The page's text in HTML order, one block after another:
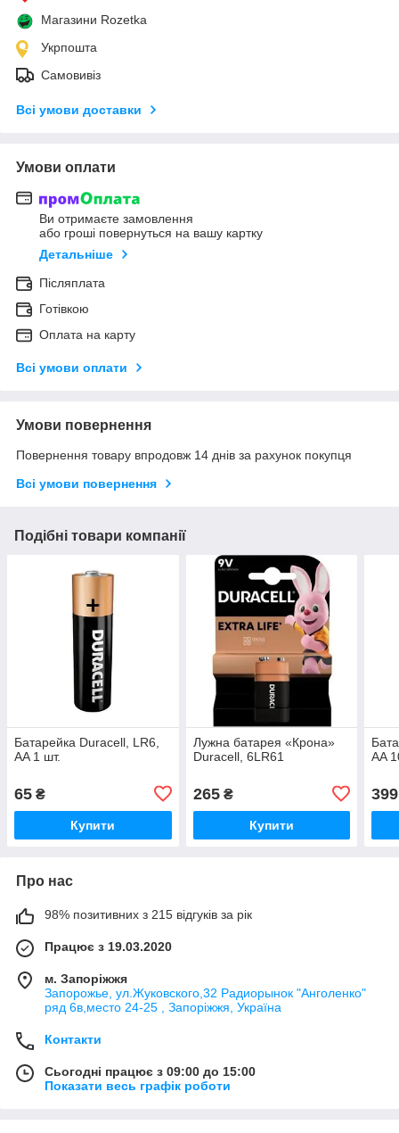
Магазини Rozetka
Укрпошта
Самовивіз
Всі умови доставки
Умови оплати
Ви отримаєте замовлення
або гроші повернуться на вашу картку
Детальніше
Післяплата
Готівкою
Оплата на карту
Всі умови оплати
Умови повернення
Повернення товару впродовж 14 днів за рахунок покупця
Всі умови повернення
Подібні товари компанії
Батарейка Duracell, LR6,
AA 1 шт.
65 ₴
Купити
Лужна батарея «Крона»
Duracell, 6LR61
265₴
Купити
AA
399
Про нас
98% позитивних з 215 відгуків за рік
Працює з 19.03.2020
м. Запоріжжя
Запорожье, ул.Жуковского,32 Радиорынок "Анголенко"
ряд 6в,место 24-25 , Запоріжжя, Україна
Контакти
Сьогодні працює з 09:00 до 15:00
Показати весь графік роботи